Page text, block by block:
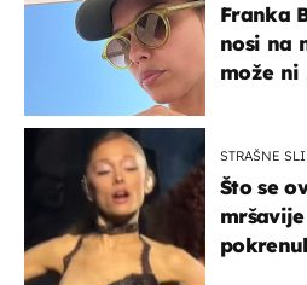
Franka
nosi na
može ni
STRAŠNE
Što se